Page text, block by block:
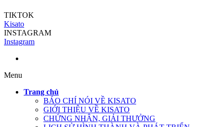
TIKTOK
Kisato
INSTAGRAM
Instagram
Menu
Trang chủ
BÁO CHÍ NÓI VỀ KISATO
GIỚI THIỆU VỀ KISATO
CHỨNG NHẬN, GIẢI THƯỞNG